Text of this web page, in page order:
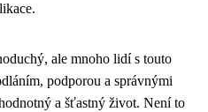
ale mnoho lidí s touto
podporou a správnými
a šťastný život. Není to